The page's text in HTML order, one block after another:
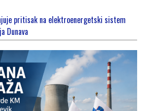
pritisak na elektroenergetski sistem
Dunava